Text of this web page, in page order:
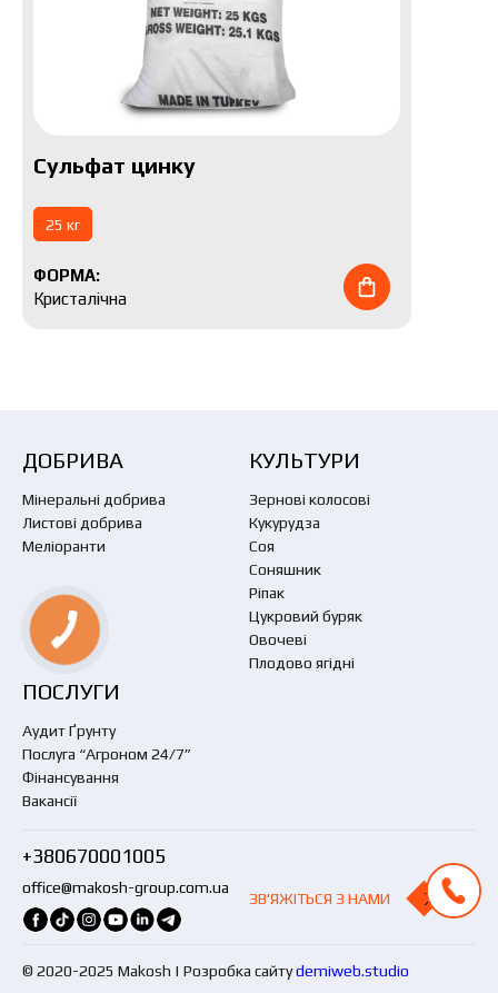
Сульфат цинку
25 кг
ФОРМА:
Кристалічна
ДОБРИВА
Мінеральні добрива
Листові добрива
Меліоранти
КУЛЬТУРИ
Зернові колосові
Кукурудза
Соя
Соняшник
Ріпак
Цукровий буряк
Овочеві
Плодово ягідні
ПОСЛУГИ
Аудит Ґрунту
Послуга “Агроном 24/7”
Фінансування
Вакансії
+380670001005
office@makosh-group.com.ua
ЗВ'ЯЖІТЬСЯ З НАМИ
ЗВ'ЯЖІТЬСЯ З НАМИ
© 2020-2025 Makosh | Розробка сайтуdemiweb.studio